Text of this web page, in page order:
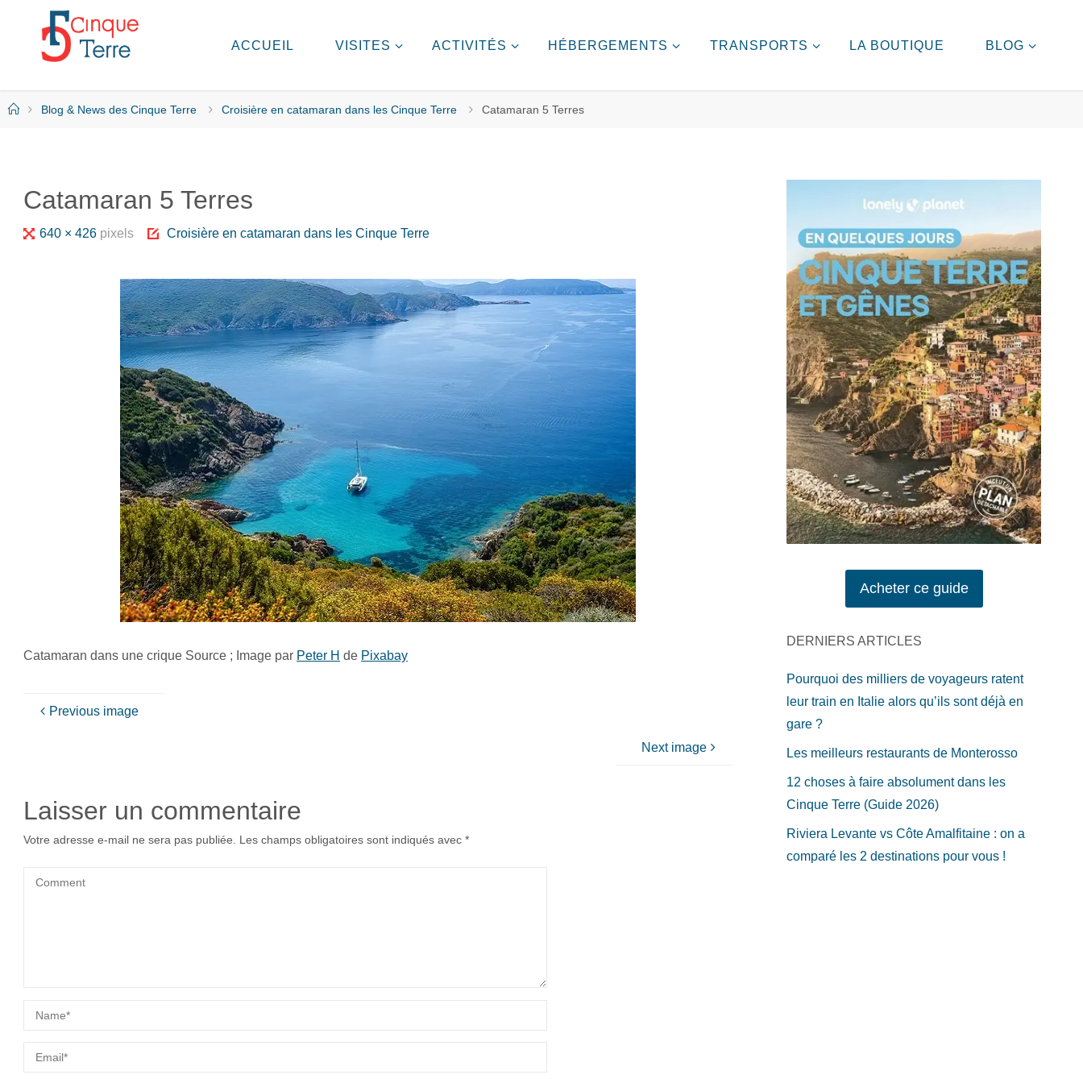
Q
R
E
E
TA
LI
E
ACCUEIL VISITES ACTIVITÉS HÉBERGEMENTS TRANSPORTS LA BOUTIQUE BLOG
HomeBlog & News des Cinque Terre Croisière en catamaran dans les Cinque Terre Catamaran 5 Terres
Catamaran 5 Terres
Full640 × 426 pixels Croisière en catamaran dans les Cinque Terre
Catamaran dans une crique Source ; Image par Peter H de Pixabay
Previous image
Next image
Laisser un commentaire
Votre adresse e-mail ne sera pas publiée. Les champs obligatoires sont indiqués avec *
Acheter ce guide
DERNIERS ARTICLES
Pourquoi des milliers de voyageurs ratent
leur train en Italie alors qu’ils sont déjà en
gare ?
Les meilleurs restaurants de Monterosso
12 choses à faire absolument dans les
Cinque Terre (Guide 2026)
Riviera Levante vs Côte Amalfitaine : on a
comparé les 2 destinations pour vous !